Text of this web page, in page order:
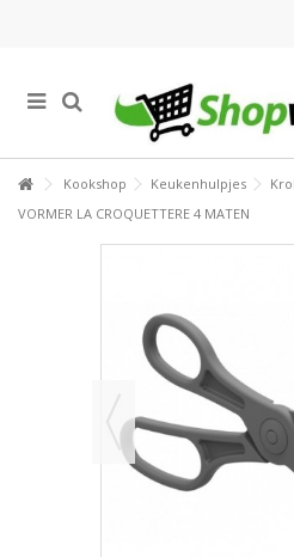
Kookshop Keukenhulpjes
VORMER LA CROQUETTERE 4 MATEN